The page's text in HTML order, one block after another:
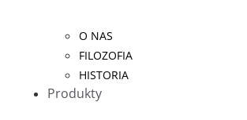
O NAS
FILOZOFIA
HISTORIA
Produkty